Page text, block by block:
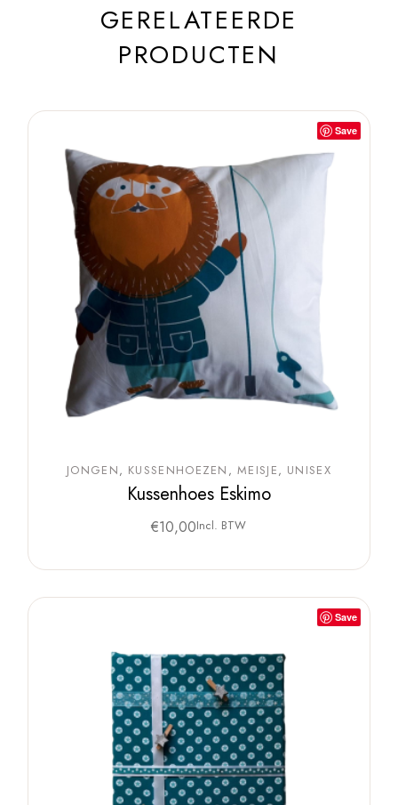
GERELATEERDE
PRODUCTEN
Save
JONGEN KUSSENHOEZEN MEISJE UNISEX
Kussenhoes Eskimo
€10,00Incl. BTW
Save